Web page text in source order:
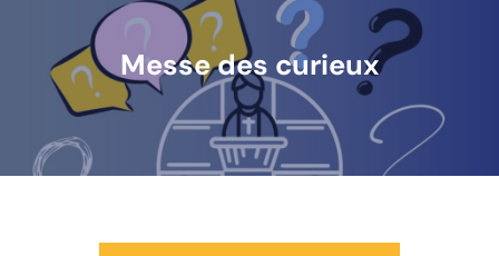
Messe des curieux